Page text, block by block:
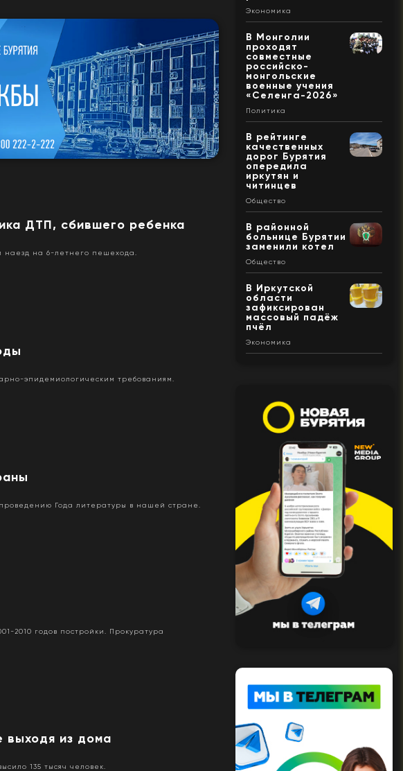
ДТП, сбившего ребенка
наезд на 6-летнего пешехода.
эпидемиологическим требованиям.
Года литературы в нашей стране.
2010 годов постройки. Прокуратура
выходя из дома
135 тысяч человек.
Экономика
В Монголии
проходят
совместные
российско-
монгольские
военные учения
«Селенга-2026»
Политика
В рейтинге
качественных
дорог Бурятия
опередила
иркутян и
читинцев
Общество
В районной
больнице Бурятии
заменили котел
Общество
В Иркутской
области
зафиксирован
массовый падёж
пчёл
Экономика